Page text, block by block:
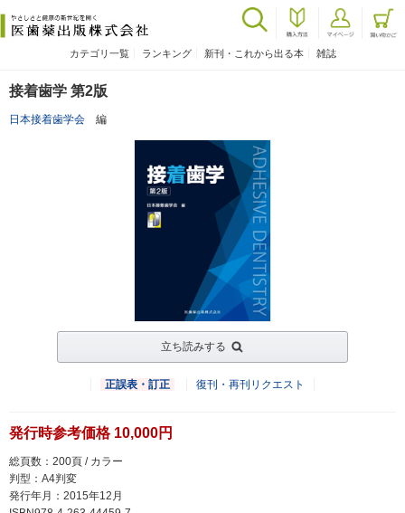
カテゴリ一覧 ランキング 新刊・これから出る本 雑誌
接着歯学 第2版
日本接着歯学会 編
立ち読みする
正誤表・訂正 復刊・再刊リクエスト
発行時参考価格 10,000円
総頁数：200頁 / カラー
判型：A4判変
発行年月：2015年12月